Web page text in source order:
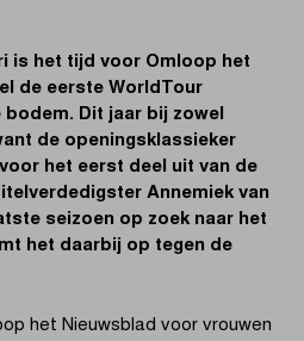
is het tijd voor Omloop het
de eerste WorldTour
Dit jaar bij zowel
de openingsklassieker
het eerst deel uit van de
Annemiek van
seizoen op zoek naar het
het daarbij op tegen de
het Nieuwsblad voor vrouwen